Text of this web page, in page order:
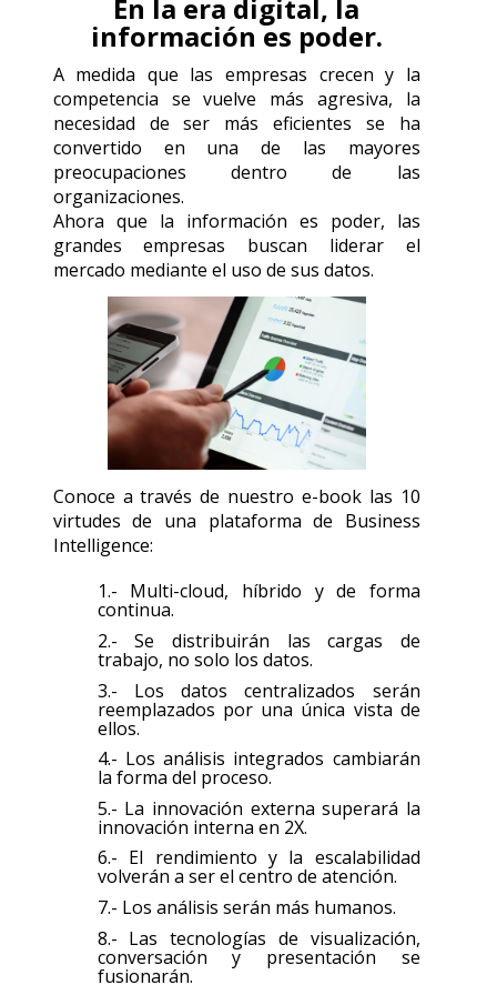
En la era digital, la
información es poder.
A medida que las empresas crecen y la
competencia se vuelve más agresiva, la
necesidad de ser más eficientes se ha
convertido en una de las mayores
preocupaciones dentro de las
organizaciones.
Ahora que la información es poder, las
grandes empresas buscan liderar el
mercado mediante el uso de sus datos.
Conoce a través de nuestro e-book las 10
virtudes de una plataforma de Business
Intelligence:
1.- Multi-cloud, híbrido y de forma
continua.
2.- Se distribuirán las cargas de
trabajo, no solo los datos.
3.- Los datos centralizados serán
reemplazados por una única vista de
ellos.
4.- Los análisis integrados cambiarán
la forma del proceso.
5.- La innovación externa superará la
innovación interna en 2X.
6.- El rendimiento y la escalabilidad
volverán a ser el centro de atención.
7.- Los análisis serán más humanos.
8.- Las tecnologías de visualización,
conversación y presentación se
fusionarán.